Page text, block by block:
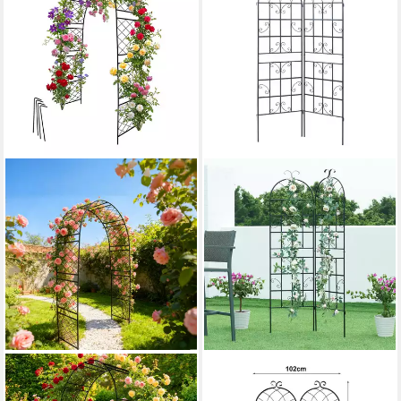
RELAXDAYS
Rosenbogen Schwarzer
CASA.PRO
Rankgitter, 2 St., 2er Set,